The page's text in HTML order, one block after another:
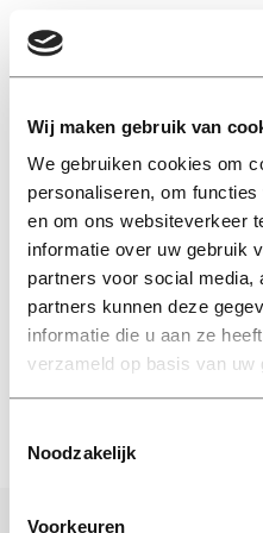
Wij maken gebruik van
We gebruiken cookies om
personaliseren, om
en om ons websiteverkeer
informatie over uw gebruik
partners voor social media,
partners kunnen deze
informatie die u aan ze
verzameld op basis van
Noodzakelijk
Voorkeuren
rik pieters
Nieuws
Vijf
Stop
20